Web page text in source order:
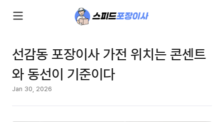
선감동 포장이사 가전 위치는 콘센트
와 동선이 기준이다
Jan 30, 2026